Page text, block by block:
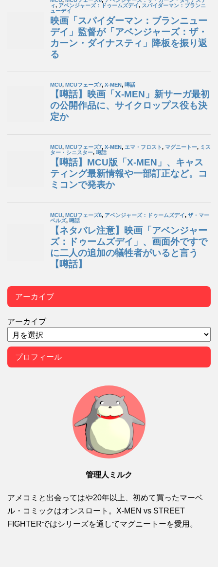
アーカイブ
アーカイブ
プロフィール
管理人ミルク
アメコミと出会ってはや20年以上、初めて買ったマーベ
ル・コミックはオンスロート。X-MEN vs STREET
FIGHTERではシリーズを通してマグニートーを愛用。